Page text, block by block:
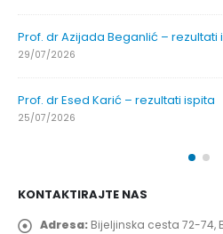
Prof. dr Azijada Beganlić – rezultati
29/07/2026
Prof. dr Esed Karić – rezultati ispita
25/07/2026
KONTAKTIRAJTE NAS
Adresa: Bijeljinska cesta 72-74,